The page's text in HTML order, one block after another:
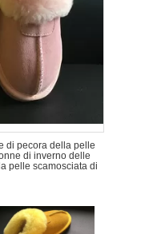
di pecora della pelle
di inverno delle
pelle scamosciata di